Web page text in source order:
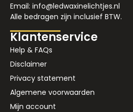
Email: info@ledwaxinelichtjes.nl
Alle bedragen zijn inclusief BTW.
Klantenservice
Help & FAQs
Disclaimer
Privacy statement
Algemene voorwaarden
Mijn account